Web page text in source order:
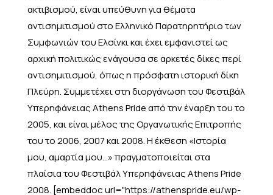
ακτιβισμού, είναι υπεύθυνη για θέματα
αντισημιτισμού στο Ελληνικό Παρατηρητήριο των
Συμφωνιών του Ελσίνκι και έχει εμφανιστεί ως
αρχική πολιτικώς ενάγουσα σε αρκετές δίκες περί
αντισημιτισμού, όπως η πρόσφατη ιστορική δίκη
Πλεύρη. Συμμετέχει στη διοργάνωση του Φεστιβάλ
Υπερηφάνειας Athens Pride από την έναρξη του το
2005, και είναι μέλος της Οργανωτικής Επιτροπής
του το 2006, 2007 και 2008. Η έκθεση «Ιστορία
μου, αμαρτία μου...» πραγματοποιείται στα
πλαίσια του Φεστιβάλ Υπερηφάνειας Athens Pride
2008. [embeddoc url="https://athenspride.eu/wp-